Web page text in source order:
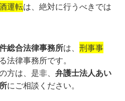
運転は、絶対に行うべきでは
総合法律事務所は、刑事事
法律事務所です。
方は、是非、弁護士法人あい
にご相談ください。